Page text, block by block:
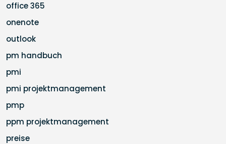
office 365
onenote
outlook
pm handbuch
pmi
pmi projektmanagement
pmp
ppm projektmanagement
preise